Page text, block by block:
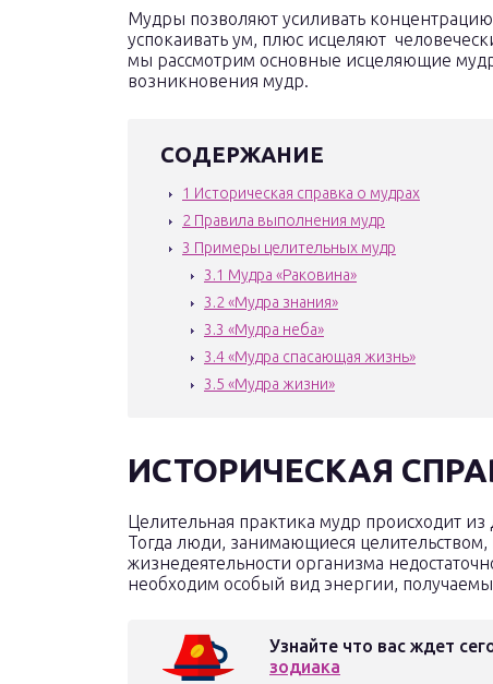
Мудры позволяют усиливать
успокаивать ум, плюс исцеляют
мы рассмотрим основные исцеляющие
возникновения мудр.
СОДЕРЖАНИЕ
1 Историческая справка о мудрах
2 Правила выполнения мудр
3 Примеры целительных мудр
3.1 Мудра «Раковина»
3.2 «Мудра знания»
3.3 «Мудра неба»
3.4«Мудра спасающая жизнь»
3.5 «Мудра жизни»
ИСТОРИЧЕСКАЯ
Целительная практика мудр происходит
Тогда люди, занимающиеся
жизнедеятельности организма
необходим особый вид энергии,
Узнайте что вас ждет
зодиака